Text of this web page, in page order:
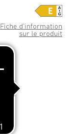
Fiche d’information
sur le produit